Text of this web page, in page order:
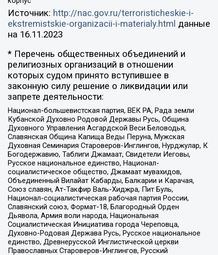
Источник: http://nac.gov.ru/terroristicheskie-i-
ekstremistskie-organizacii-i-materialy.html данные
на 16.11.2023
* Перечень общественных объединений и
религиозных организаций в отношении
которых судом принято вступившее в
законную силу решение о ликвидации или
запрете деятельности:
Национал-большевистская партия, ВЕК РА, Рада земли
Кубанской Духовно Родовой Державы Русь, Община
Духовного Управления Асгардской Веси Беловодья,
Славянская Община Капища Веды Перуна, Мужская
Духовная Семинария Староверов-Инглингов, Нурджулар, К
Богодержавию, Таблиги Джамаат, Свидетели Иеговы,
Русское национальное единство, Национал-
социалистическое общество, Джамаат мувахидов,
Объединенный Вилайат Кабарды, Балкарии и Карачая,
Союз славян, Ат-Такфир Валь-Хиджра, Пит Буль,
Национал-социалистическая рабочая партия России,
Славянский союз, Формат-18, Благородный Орден
Дьявола, Армия воли народа, Национальная
Социалистическая Инициатива города Череповца,
Духовно-Родовая Держава Русь, Русское национальное
единство, Древнерусской Инглистической церкви
Православных Староверов-Инглингов, Русский